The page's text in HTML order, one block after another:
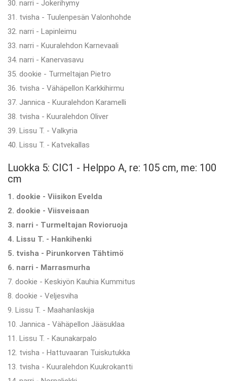
30. narri - Jokerihymy
31. tvisha - Tuulenpesän Valonhohde
32. narri - Lapinleimu
33. narri - Kuuralehdon Karnevaali
34. narri - Kanervasavu
35. dookie - Turmeltajan Pietro
36. tvisha - Vähäpellon Karkkihirmu
37. Jannica - Kuuralehdon Karamelli
38. tvisha - Kuuralehdon Oliver
39. Lissu T. - Valkyria
40. Lissu T. - Katvekallas
Luokka 5: CIC1 - Helppo A, re: 105 cm, me: 100
cm
1. dookie - Viisikon Evelda
2. dookie - Viisveisaan
3. narri - Turmeltajan Rovioruoja
4. Lissu T. - Hankihenki
5. tvisha - Pirunkorven Tähtimö
6. narri - Marrasmurha
7. dookie - Keskiyön Kauhia Kummitus
8. dookie - Veljesviha
9. Lissu T. - Maahanlaskija
10. Jannica - Vähäpellon Jääsuklaa
11. Lissu T. - Kaunakarpalo
12. tvisha - Hattuvaaran Tuiskutukka
13. tvisha - Kuuralehdon Kuukrokantti